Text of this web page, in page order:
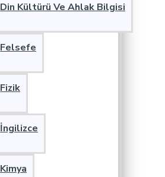
Din Kültürü Ve Ahlak Bilgisi
Felsefe
Fizik
İngilizce
Kimya